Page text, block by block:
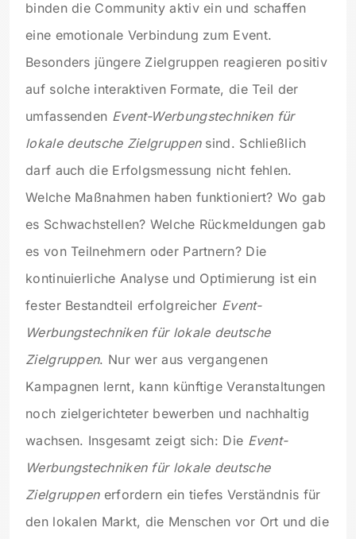
binden die Community aktiv ein und schaffen
eine emotionale Verbindung zum Event.
Besonders jüngere Zielgruppen reagieren positiv
auf solche interaktiven Formate, die Teil der
umfassenden Event-Werbungstechniken für
lokale deutsche Zielgruppensind. Schließlich
darf auch die Erfolgsmessung nicht fehlen.
Welche Maßnahmen haben funktioniert? Wo gab
es Schwachstellen? Welche Rückmeldungen gab
es von Teilnehmern oder Partnern? Die
kontinuierliche Analyse und Optimierung ist ein
fester Bestandteil erfolgreicher Event-
Werbungstechniken für lokale deutsche
Zielgruppen. Nur wer aus vergangenen
Kampagnen lernt, kann künftige Veranstaltungen
noch zielgerichteter bewerben und nachhaltig
wachsen. Insgesamt zeigt sich: Die Event-
Werbungstechniken für lokale deutsche
Zielgruppenerfordern ein tiefes Verständnis für
den lokalen Markt, die Menschen vor Ort und die